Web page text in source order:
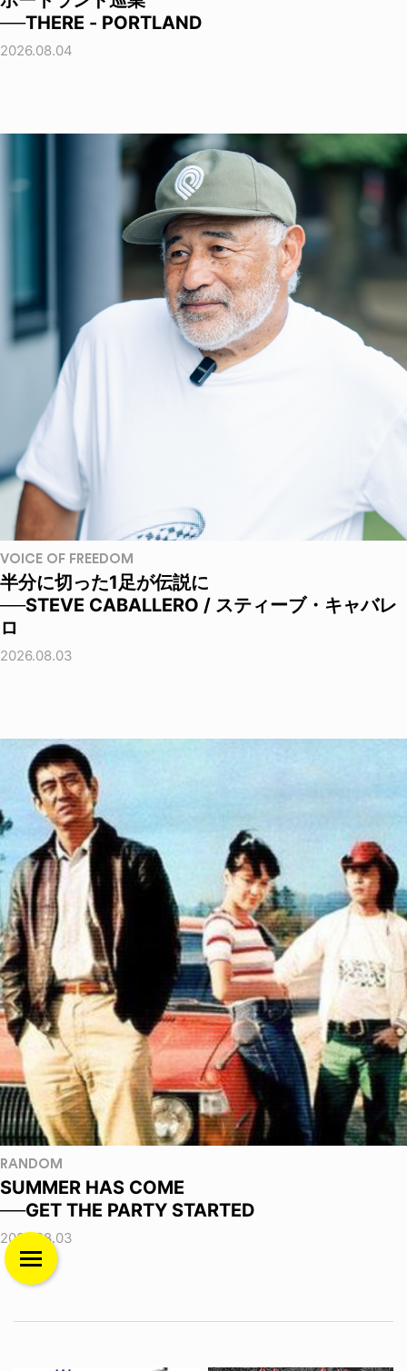
──THERE - PORTLAND
2026.08.04
VOICE OF FREEDOM
半分に切った1足が伝説に
──STEVE CABALLERO / スティーブ・キャバレ
ロ
2026.08.03
RANDOM
SUMMER HAS COME
──GET THE PARTY STARTED
2026.08.03